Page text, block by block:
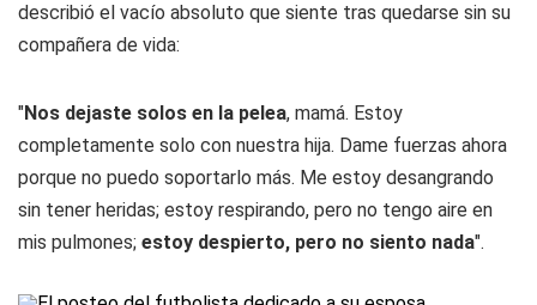
describió el vacío absoluto que siente tras quedarse sin su
compañera de vida:
"Nos dejaste solos en la pelea, mamá. Estoy
completamente solo con nuestra hija. Dame fuerzas ahora
porque no puedo soportarlo más. Me estoy desangrando
sin tener heridas; estoy respirando, pero no tengo aire en
mis pulmones; estoy despierto, pero no siento nada".